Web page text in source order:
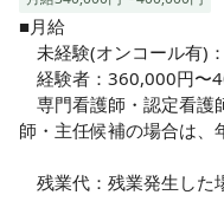
ます」が経営理念。
働くスタッフが楽しく
サービスはできないと考
働きやすさにこだわっ
在宅リハビリの需要に対
■月給
未経験(オンコール有)
経験者：360,000円〜
専門看護師・認定看護
師・主任候補の場合は
残業代：残業発生した